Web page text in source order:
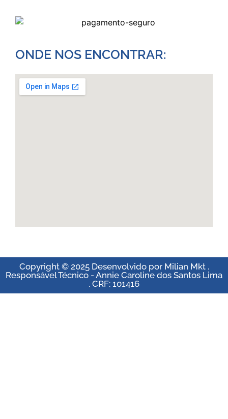
ONDE NOS ENCONTRAR:​
Copyright © 2025 Desenvolvido por Milian Mkt .
Responsável Técnico - Annie Caroline dos Santos Lima
. CRF: 101416